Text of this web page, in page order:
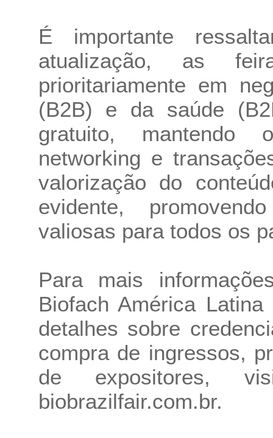
É importante
atualização, as
prioritariamente em
(B2B) e da saúde
gratuito, mantendo
networking e
valorização do
evidente,
valiosas para todos os
Para mais
Biofach América
detalhes sobre
compra de ingressos,
de expositores,
biobrazilfair.com.br.